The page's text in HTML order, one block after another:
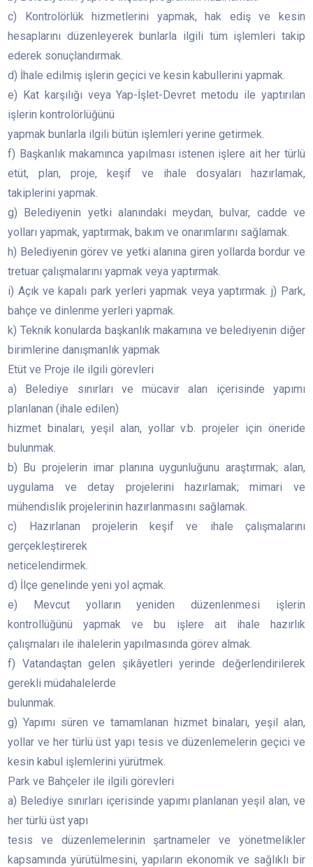
c) Kontrolörlük hizmetlerini yapmak, hak ediş ve kesin
hesaplarını düzenleyerek bunlarla ilgili tüm işlemleri takip
ederek sonuçlandırmak.
d) İhale edilmiş işlerin geçici ve kesin kabullerini yapmak.
e) Kat karşılığı veya Yap-İşlet-Devret metodu ile yaptırılan
işlerin kontrolörlüğünü
yapmak bunlarla ilgili bütün işlemleri yerine getirmek.
f) Başkanlık makamınca yapılması istenen işlere ait her türlü
etüt, plan, proje, keşif ve ihale dosyaları hazırlamak,
takiplerini yapmak.
g) Belediyenin yetki alanındaki meydan, bulvar, cadde ve
yolları yapmak, yaptırmak, bakım ve onarımlarını sağlamak.
h) Belediyenin görev ve yetki alanına giren yollarda bordur ve
tretuar çalışmalarını yapmak veya yaptırmak.
i) Açık ve kapalı park yerleri yapmak veya yaptırmak. j) Park,
bahçe ve dinlenme yerleri yapmak.
k) Teknik konularda başkanlık makamına ve belediyenin diğer
birimlerine danışmanlık yapmak
Etüt ve Proje ile ilgili görevleri
a) Belediye sınırları ve mücavir alan içerisinde yapımı
planlanan (ihale edilen)
hizmet binaları, yeşil alan, yollar v.b. projeler için öneride
bulunmak.
b) Bu projelerin imar planına uygunluğunu araştırmak; alan,
uygulama ve detay projelerini hazırlamak; mimari ve
mühendislik projelerinin hazırlanmasını sağlamak.
c) Hazırlanan projelerin keşif ve ihale çalışmalarını
gerçekleştirerek
neticelendirmek.
d) İlçe genelinde yeni yol açmak.
e) Mevcut yolların yeniden düzenlenmesi işlerin
kontrollüğünü yapmak ve bu işlere ait ihale hazırlık
çalışmaları ile ihalelerin yapılmasında görev almak.
f) Vatandaştan gelen şikâyetleri yerinde değerlendirilerek
gerekli müdahalelerde
bulunmak.
g) Yapımı süren ve tamamlanan hizmet binaları, yeşil alan,
yollar ve her türlü üst yapı tesis ve düzenlemelerin geçici ve
kesin kabul işlemlerini yürütmek.
Park ve Bahçeler ile ilgili görevleri
a) Belediye sınırları içerisinde yapımı planlanan yeşil alan, ve
her türlü üst yapı
tesis ve düzenlemelerinin şartnameler ve yönetmelikler
kapsamında yürütülmesini, yapıların ekonomik ve sağlıklı bir